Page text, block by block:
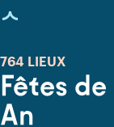
chargée
Fêtes
An
764 LIEUX